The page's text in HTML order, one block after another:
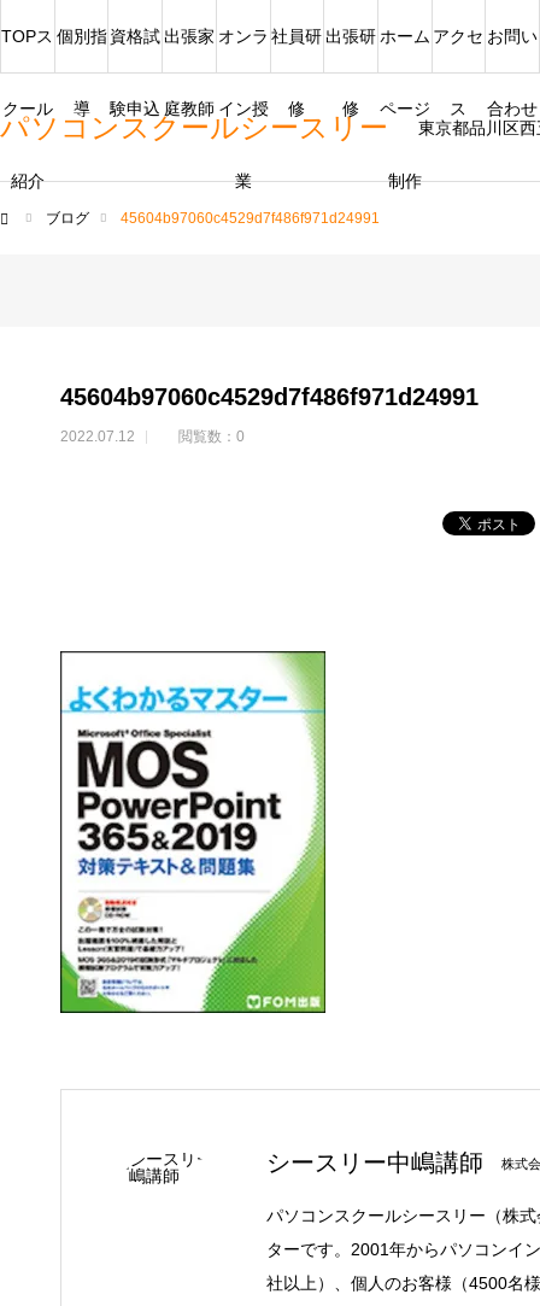
パソコンスクールシースリー 東京都品川区
TOPス
クール
紹介
個別指
導
資格試
験申込
出張家
庭教師
オンラ
イン授
業
社員研
修
出張研
修
ホーム
ページ
制作
アクセ
ス
お問い
合わせ
ブログ 45604b97060c4529d7f486f971d24991
45604b97060c4529d7f486f971d24991
2022.07.12 閲覧数：0
シースリー中嶋講師 株式
パソコンスクールシースリー（株
ターです。2001年からパソコンイ
社以上）、個人のお客様（4500名